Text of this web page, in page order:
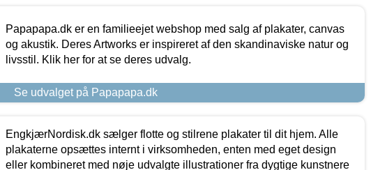
Papapapa.dk er en familieejet webshop med salg af plakater, canvas
og akustik. Deres Artworks er inspireret af den skandinaviske natur og
livsstil. Klik her for at se deres udvalg.
Se udvalget på Papapapa.dk
EngkjærNordisk.dk sælger flotte og stilrene plakater til dit hjem. Alle
plakaterne opsættes internt i virksomheden, enten med eget design
eller kombineret med nøje udvalgte illustrationer fra dygtige kunstnere